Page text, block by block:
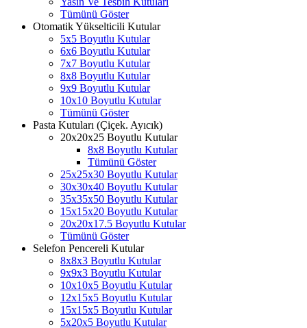
Tümünü Göster
Otomatik Yükselticili Kutular
5x5 Boyutlu Kutular
6x6 Boyutlu Kutular
7x7 Boyutlu Kutular
8x8 Boyutlu Kutular
9x9 Boyutlu Kutular
10x10 Boyutlu Kutular
Tümünü Göster
Pasta Kutuları (Çiçek. Ayıcık)
20x20x25 Boyutlu Kutular
8x8 Boyutlu Kutular
Tümünü Göster
25x25x30 Boyutlu Kutular
30x30x40 Boyutlu Kutular
35x35x50 Boyutlu Kutular
15x15x20 Boyutlu Kutular
20x20x17.5 Boyutlu Kutular
Tümünü Göster
Selefon Pencereli Kutular
8x8x3 Boyutlu Kutular
9x9x3 Boyutlu Kutular
10x10x5 Boyutlu Kutular
12x15x5 Boyutlu Kutular
15x15x5 Boyutlu Kutular
5x20x5 Boyutlu Kutular